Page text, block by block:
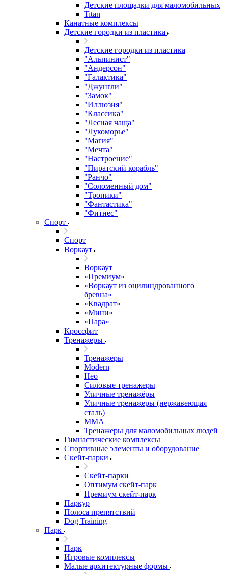
Детские площадки для маломобильных
Titan
Канатные комплексы
Детские городки из пластика
Детские городки из пластика
"Альпинист"
"Андерсон"
"Галактика"
"Джунгли"
"Замок"
"Иллюзия"
"Классика"
"Лесная чаща"
"Лукоморье"
"Магия"
"Мечта"
"Настроение"
"Пиратский корабль"
"Ранчо"
"Соломенный дом"
"Тропики"
"Фантастика"
"Фитнес"
Спорт
Спорт
Воркаут
Воркаут
«Премиум»
«Воркаут из оцилиндрованного
бревна»
«Квадрат»
«Мини»
«Пара»
Кроссфит
Тренажеры
Тренажеры
Modern
Нео
Силовые тренажеры
Уличные тренажёры
Уличные тренажеры (нержавеющая
сталь)
ММА
Тренажеры для маломобильных людей
Гимнастические комплексы
Спортивные элементы и оборудование
Скейт-парки
Скейт-парки
Оптимум скейт-парк
Премиум скейт-парк
Паркур
Полоса препятствий
Dog Training
Парк
Парк
Игровые комплексы
Малые архитектурные формы